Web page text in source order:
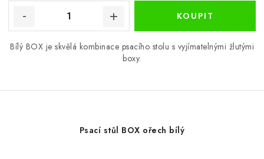
Bílý BOX je skvělá kombinace psacího stolu s vyjímatelnými žlutými
boxy.
Psací stůl BOX ořech bílý